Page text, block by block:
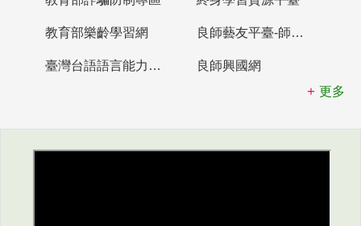
教育部樂齡學習網 良師藝友平臺-師資培育整合平臺
臺灣台語語言能力認證網站
良師興國網
更多